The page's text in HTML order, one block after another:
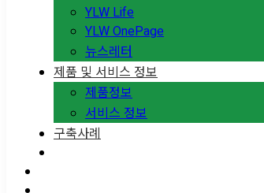
YLW Life
YLW OnePage
뉴스레터
제품 및 서비스 정보
제품정보
서비스 정보
구축사례